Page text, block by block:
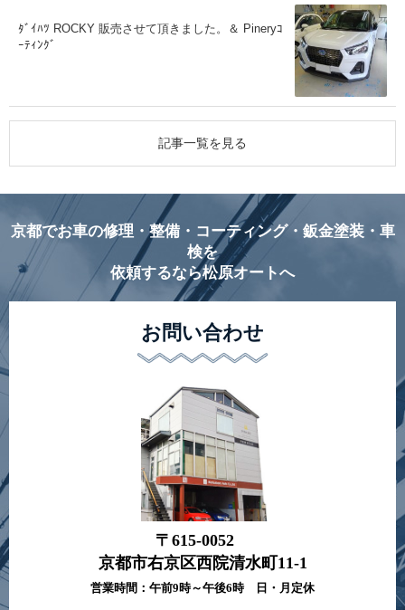
ﾀﾞｲﾊﾂ ROCKY 販売させて頂きました。＆ Pineryｺ
ｰﾃｨﾝｸﾞ
記事一覧を見る
京都でお車の修理・整備・コーティング・鈑金塗装・車
検を
依頼するなら松原オートへ
お問い合わせ
〒615-0052
京都市右京区西院清水町11-1
営業時間：午前9時～午後6時 日・月定休